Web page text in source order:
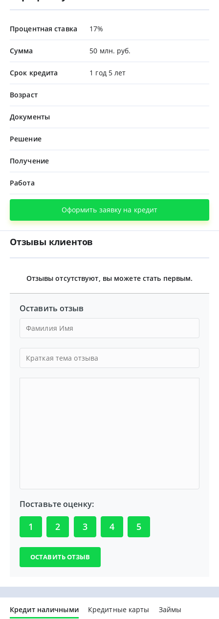
Процентная ставка 17%
Сумма 50 млн. руб.
Срок кредита 1 год 5 лет
Возраст
Документы
Решение
Получение
Работа
Оформить заявку на кредит
Отзывы клиентов
Отзывы отсутствуют, вы можете стать первым.
Оставить отзыв
Поставьте оценку:
1 2 3 4 5
Кредит наличными Кредитные карты Займы